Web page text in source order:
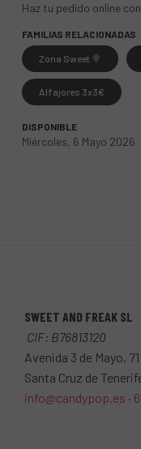
Haz tu pedido online
FAMILIAS RELACIONADAS
Zona Sweet 🍭
Alfajores 3x3€
DISPONIBLE
Miércoles, 6 Mayo 2026
SWEET AND FREAK SL
CIF: B76813120
Avenida 3 de Mayo,
Santa Cruz de
info@candypop.es ·